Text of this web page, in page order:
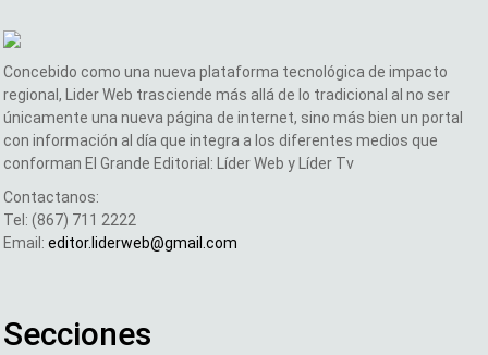
Concebido como una nueva plataforma tecnológica de impacto
regional, Lider Web trasciende más allá de lo tradicional al no ser
únicamente una nueva página de internet, sino más bien un portal
con información al día que integra a los diferentes medios que
conforman El Grande Editorial: Líder Web y Líder Tv
Contactanos:
Tel: (867) 711 2222
Email: editor.liderweb@gmail.com
Secciones